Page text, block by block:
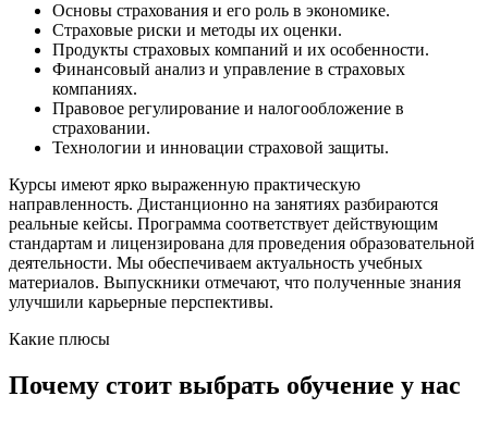
Основы страхования и его роль в экономике.
Страховые риски и методы их оценки.
Продукты страховых компаний и их особенности.
Финансовый анализ и управление в страховых
компаниях.
Правовое регулирование и налогообложение в
страховании.
Технологии и инновации страховой защиты.
Курсы имеют ярко выраженную практическую
направленность. Дистанционно на занятиях разбираются
реальные кейсы. Программа соответствует действующим
стандартам и лицензирована для проведения образовательной
деятельности. Мы обеспечиваем актуальность учебных
материалов. Выпускники отмечают, что полученные знания
улучшили карьерные перспективы.
Какие плюсы
Почему стоит выбрать обучение у нас